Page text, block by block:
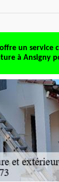
un service
à Ansigny